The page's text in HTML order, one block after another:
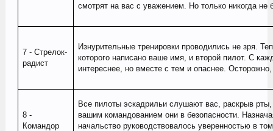
смотрят на вас с уважением. Но только никогда не
7 - Стрелок-
радист
Изнурительные тренировки проводились не зря.
которого написано ваше имя, и второй пилот. С
интереснее, но вместе с тем и опаснее.
8 -
Командор
Все пилоты эскадрильи слушают вас, раскрыв
вашим командованием они в безопасности.
начальство руководствовалось уверенностью в